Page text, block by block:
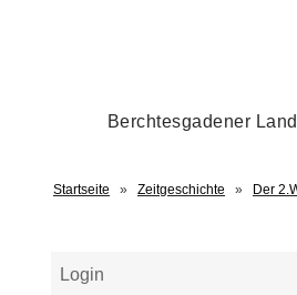
Berchtesgadener Land
Startseite » Zeitgeschichte » Der
Login